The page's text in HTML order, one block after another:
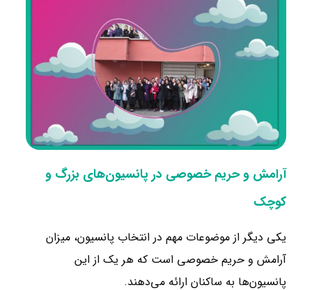
آرامش و حریم خصوصی در پانسیون‌های بزرگ و
کوچک
یکی دیگر از موضوعات مهم در انتخاب پانسیون، میزان
آرامش و حریم خصوصی است که هر یک از این
پانسیون‌ها به ساکنان ارائه می‌دهند.